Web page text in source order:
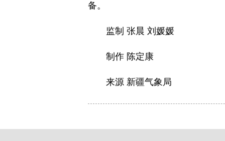
备。
监制 张晨 刘媛媛
制作 陈定康
来源 新疆气象局